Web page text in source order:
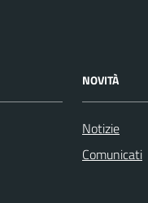
NOVITÀ
Notizie
Comunicati